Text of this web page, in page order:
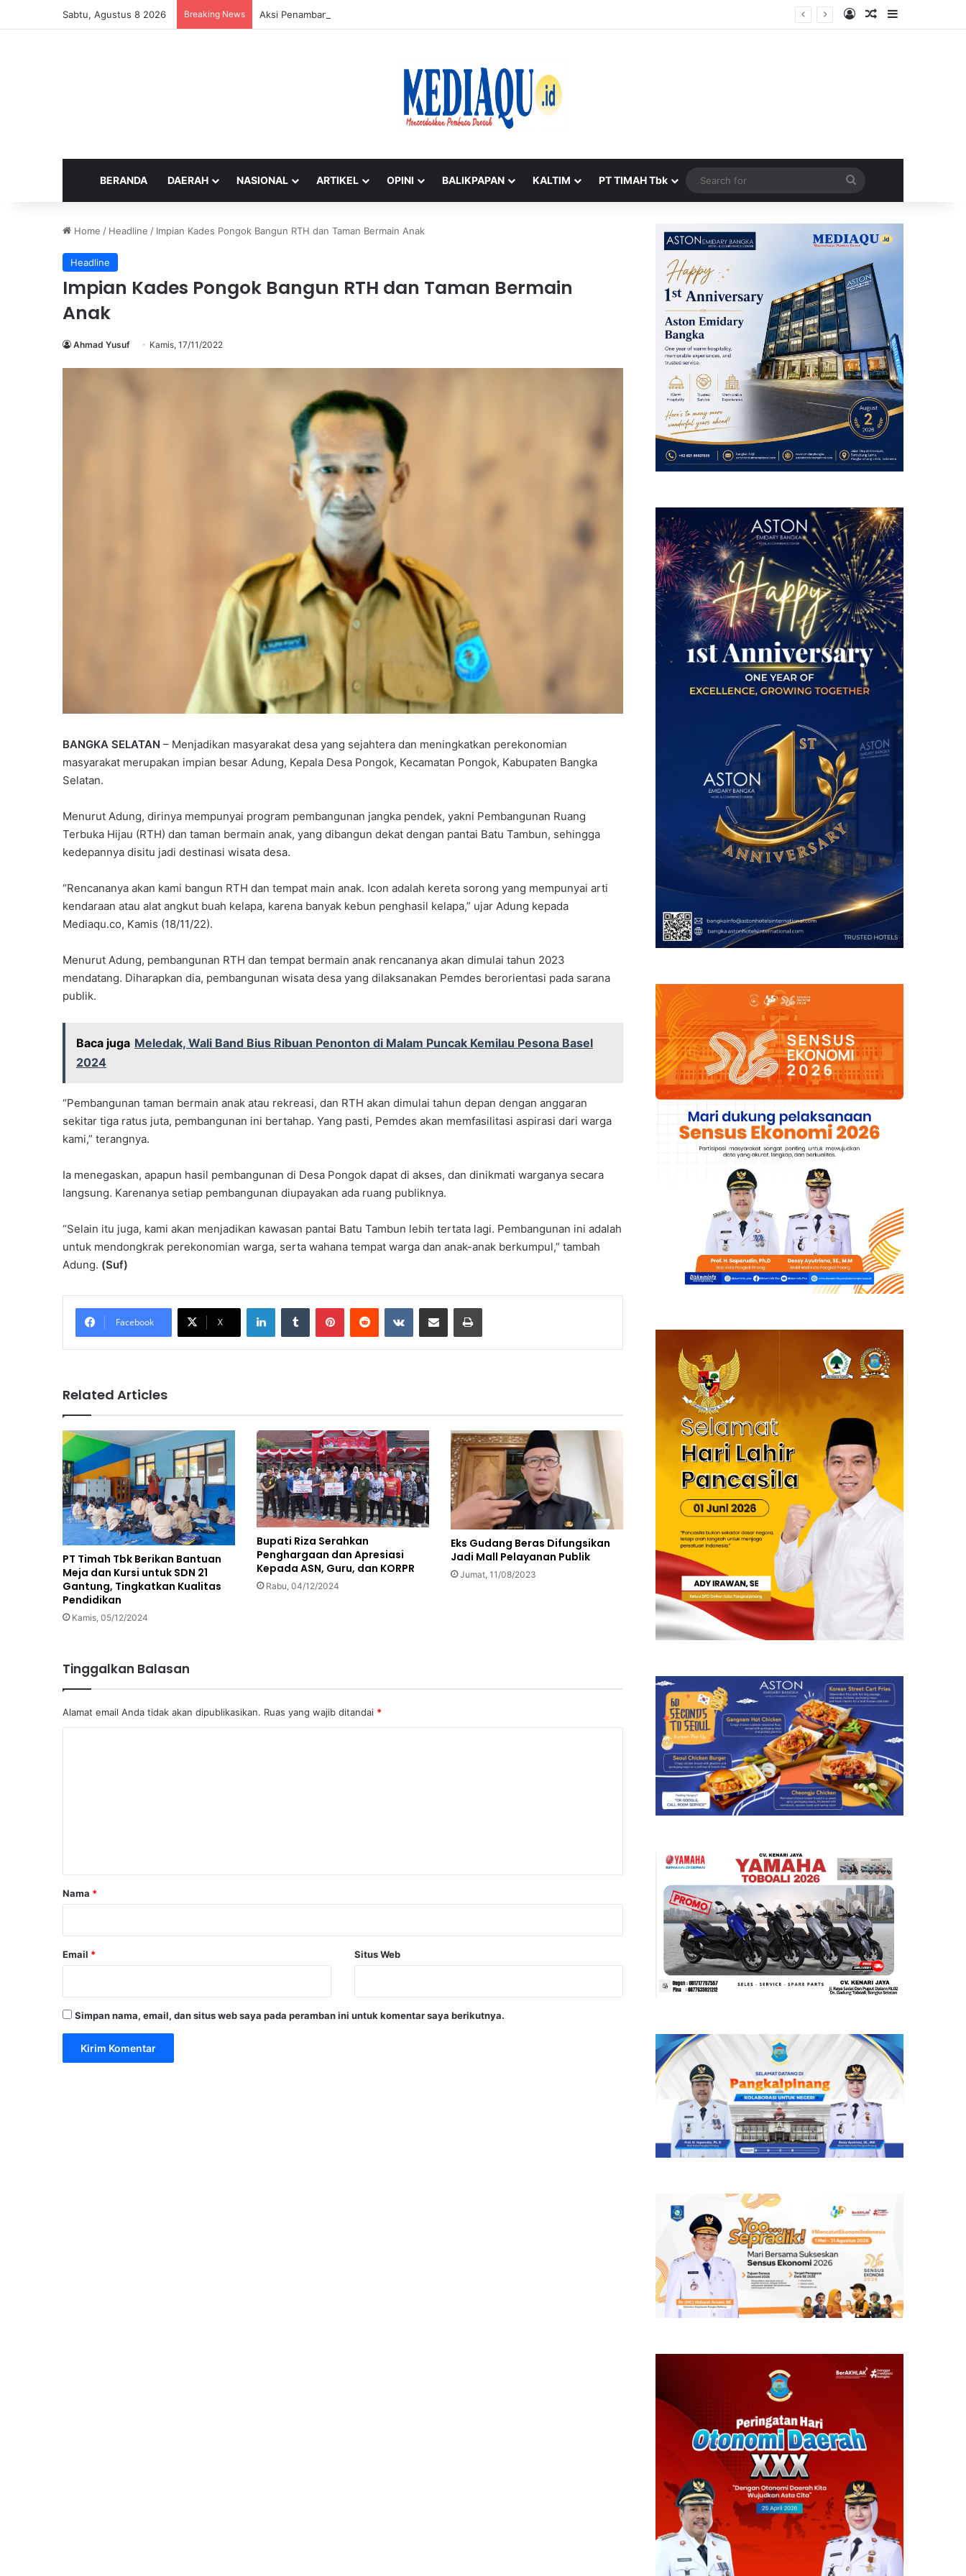
Sabtu, Agustus 8 2026 Breaking News Aksi Penambang Timah di Belitung Mengemuka, Bambang Patijaya Dorong Perpres Segera Terbit Log InRandom Article
Sidebar
BERANDA DAERAH NASIONAL ARTIKEL OPINI BALIKPAPAN KALTIM PT TIMAH Tbk
for
Home / Headline / Impian Kades Pongok Bangun RTH dan Taman Bermain Anak
Headline
Impian Kades Pongok Bangun RTH dan Taman Bermain
Anak
Ahmad Yusuf Kamis, 17/11/2022
BANGKA SELATAN – Menjadikan masyarakat desa yang sejahtera dan meningkatkan perekonomian
masyarakat merupakan impian besar Adung, Kepala Desa Pongok, Kecamatan Pongok, Kabupaten Bangka
Selatan.
Menurut Adung, dirinya mempunyai program pembangunan jangka pendek, yakni Pembangunan Ruang
Terbuka Hijau (RTH) dan taman bermain anak, yang dibangun dekat dengan pantai Batu Tambun, sehingga
kedepannya disitu jadi destinasi wisata desa.
“Rencananya akan kami bangun RTH dan tempat main anak. Icon adalah kereta sorong yang mempunyai arti
kendaraan atau alat angkut buah kelapa, karena banyak kebun penghasil kelapa,” ujar Adung kepada
Mediaqu.co, Kamis (18/11/22).
Menurut Adung, pembangunan RTH dan tempat bermain anak rencananya akan dimulai tahun 2023
mendatang. Diharapkan dia, pembangunan wisata desa yang dilaksanakan Pemdes berorientasi pada sarana
publik.
Baca juga Meledak, Wali Band Bius Ribuan Penonton di Malam Puncak Kemilau Pesona Basel
2024
“Pembangunan taman bermain anak atau rekreasi, dan RTH akan dimulai tahun depan dengan anggaran
sekitar tiga ratus juta, pembangunan ini bertahap. Yang pasti, Pemdes akan memfasilitasi aspirasi dari warga
kami,” terangnya.
Ia menegaskan, apapun hasil pembangunan di Desa Pongok dapat di akses, dan dinikmati warganya secara
langsung. Karenanya setiap pembangunan diupayakan ada ruang publiknya.
“Selain itu juga, kami akan menjadikan kawasan pantai Batu Tambun lebih tertata lagi. Pembangunan ini adalah
untuk mendongkrak perekonomian warga, serta wahana tempat warga dan anak-anak berkumpul,” tambah
Adung. (Suf)
Facebook X
LinkedInTumblr PinterestReddit VKontakteShare via Email Print
Related Articles
PT Timah Tbk Berikan Bantuan
Meja dan Kursi untuk SDN 21
Gantung, Tingkatkan Kualitas
Pendidikan
Kamis, 05/12/2024
Bupati Riza Serahkan
Penghargaan dan Apresiasi
Kepada ASN, Guru, dan KORPR
Rabu, 04/12/2024
Eks Gudang Beras Difungsikan
Jadi Mall Pelayanan Publik
Jumat, 11/08/2023
Tinggalkan Balasan
Alamat email Anda tidak akan dipublikasikan. Ruas yang wajib ditandai *
rNama *
Email * Situs Web
Simpan nama, email, dan situs web saya pada peramban ini untuk komentar saya berikutnya.